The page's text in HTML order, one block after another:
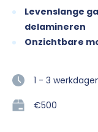
Levenslange
delamineren
Onzichtbare
1 - 3
€500